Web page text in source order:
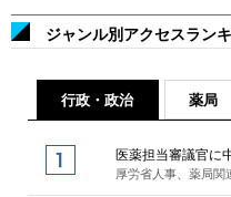
ジャンル別アクセスラン
行政・政治 薬局
医薬担当審議官に
厚労省人事、薬局関